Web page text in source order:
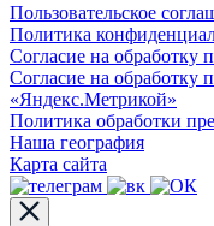
Пользовательское
Политика
Согласие на обработку
Согласие на обработку
«Яндекс.Метрикой»
Политика обработки
Наша география
Карта сайта